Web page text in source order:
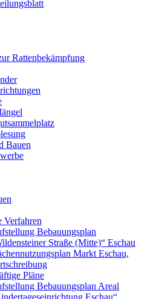
Rattenbekämpfung
Bauen
Verfahren
Bebauungsplan
Straße (Mitte)“ Eschau
Markt Eschau,
Pläne
Bebauungsplan Areal
Eschau“